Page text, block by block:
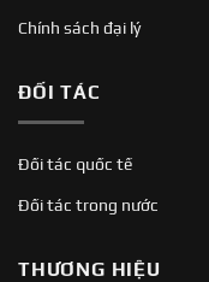
Chính sách đại lý
ĐỐI TÁC
Đối tác quốc tế
Đối tác trong nước
THƯƠNG HIỆU